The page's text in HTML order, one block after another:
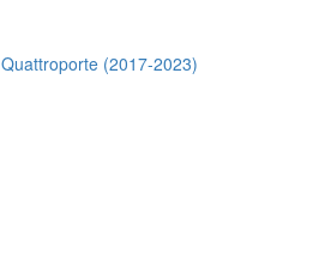
Quattroporte (2017-2023)